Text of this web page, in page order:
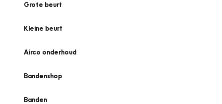
Grote beurt
Kleine beurt
Airco onderhoud
Bandenshop
Banden